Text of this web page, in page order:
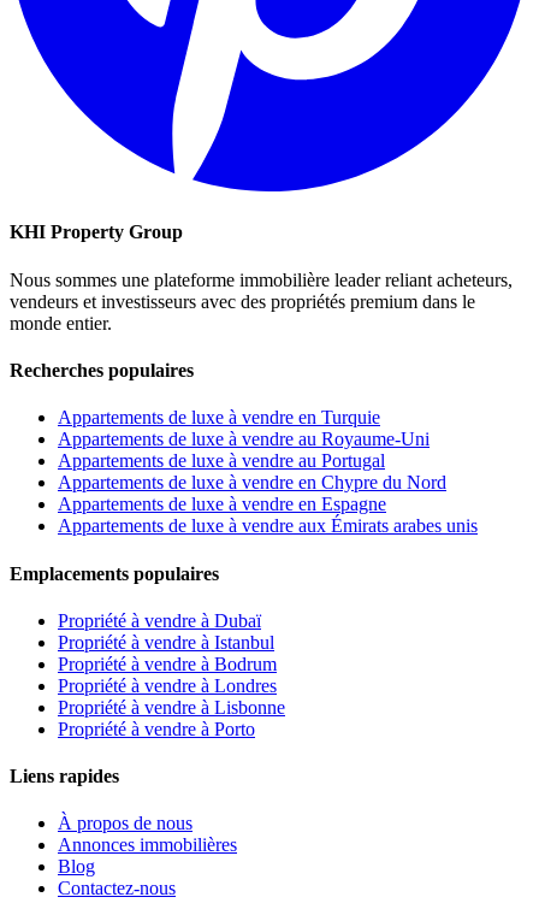
KHI Property Group
Nous sommes une plateforme immobilière leader reliant acheteurs,
vendeurs et investisseurs avec des propriétés premium dans le
monde entier.
Recherches populaires
Appartements de luxe à vendre en Turquie
Appartements de luxe à vendre au Royaume-Uni
Appartements de luxe à vendre au Portugal
Appartements de luxe à vendre en Chypre du Nord
Appartements de luxe à vendre en Espagne
Appartements de luxe à vendre aux Émirats arabes unis
Emplacements populaires
Propriété à vendre à Dubaï
Propriété à vendre à Istanbul
Propriété à vendre à Bodrum
Propriété à vendre à Londres
Propriété à vendre à Lisbonne
Propriété à vendre à Porto
Liens rapides
À propos de nous
Annonces immobilières
Blog
Contactez-nous